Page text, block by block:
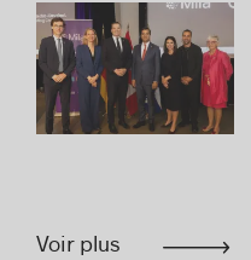
Voir plus